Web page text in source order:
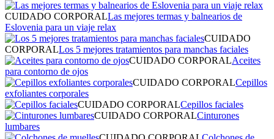
CUIDADO CORPORALLas mejores termas y balnearios de
Eslovenia para un viaje relax
CUIDADO
CORPORALLos 5 mejores tratamientos para manchas faciales
CUIDADO CORPORALAceites
para contorno de ojos
CUIDADO CORPORALCepillos
exfoliantes corporales
CUIDADO CORPORALCepillos faciales
CUIDADO CORPORALCinturones
lumbares